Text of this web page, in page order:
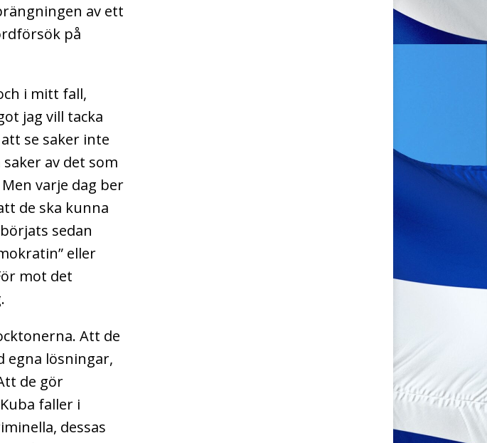
av ett
på
i mitt fall,
jag vill tacka
se saker inte
av det som
varje dag ber
de ska kunna
sedan
eller
mot det
Att de
egna lösningar,
de gör
faller i
dessas